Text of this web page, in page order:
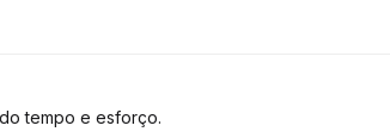
tempo e esforço.